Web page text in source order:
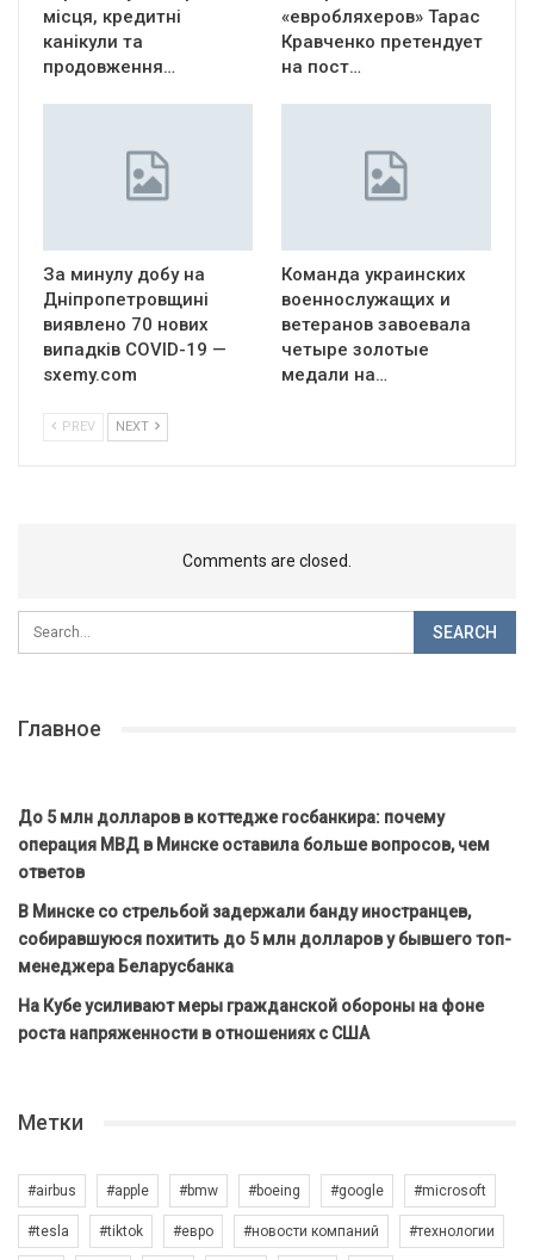
місця, кредитні
канікули та
продовження…
«евробляхеров» Тарас
Кравченко претендует
на пост…
За минулу добу на
Дніпропетровщині
виявлено 70 нових
випадків COVID-19 —
sxemy.com
Команда украинских
военнослужащих и
ветеранов завоевала
четыре золотые
медали на…
PREV NEXT
Comments are closed.
Главное
До 5 млн долларов в коттедже госбанкира: почему
операция МВД в Минске оставила больше вопросов, чем
ответов
В Минске со стрельбой задержали банду иностранцев,
собиравшуюся похитить до 5 млн долларов у бывшего топ-
менеджера Беларусбанка
На Кубе усиливают меры гражданской обороны на фоне
роста напряженности в отношениях с США
Метки
#airbus #apple #bmw #boeing #google #microsoft
#tesla #tiktok #евро #новости компаний #технологии